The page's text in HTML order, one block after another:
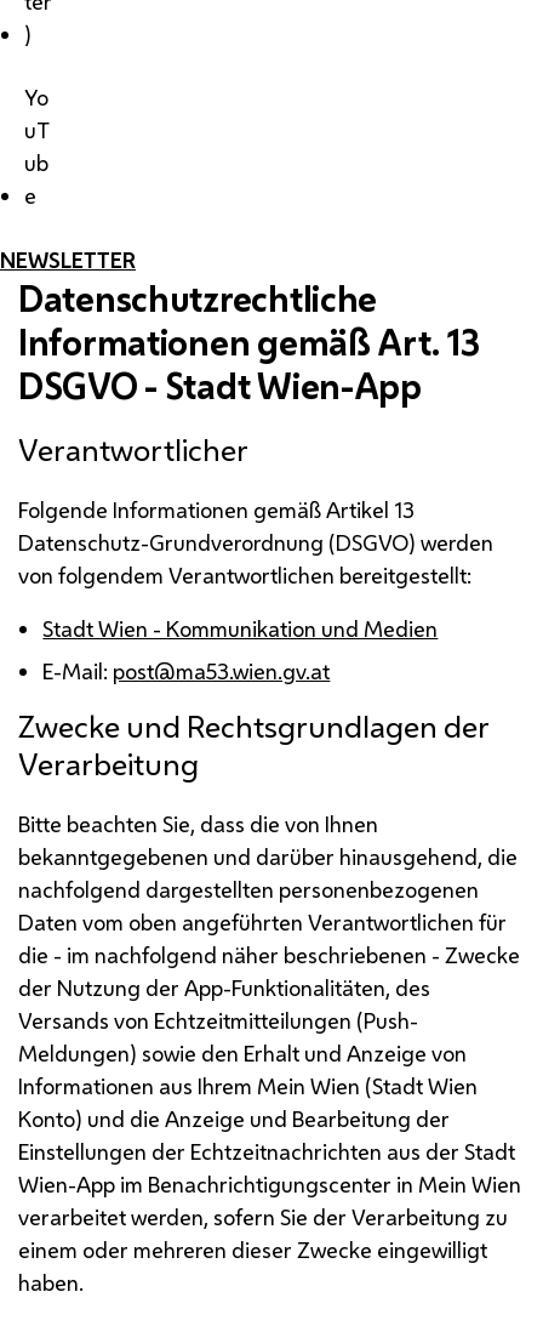
)
Yo
uT
ub
e
NEWSLETTER
Datenschutzrechtliche
Informationen gemäßArt.13
DSGVO- Stadt Wien-App
Verantwortlicher
Folgende Informationen gemäß Artikel 13
Datenschutz-Grundverordnung (DSGVO) werden
von folgendem Verantwortlichen bereitgestellt:
Stadt Wien - Kommunikation und Medien
E-Mail: post@ma53.wien.gv.at
Zwecke und Rechtsgrundlagen der
Verarbeitung
Bitte beachten Sie, dass die von Ihnen
bekanntgegebenen und darüber hinausgehend, die
nachfolgend dargestellten personenbezogenen
Daten vom oben angeführten Verantwortlichen für
die - im nachfolgend näher beschriebenen - Zwecke
der Nutzung der App-Funktionalitäten, des
Versands von Echtzeitmitteilungen (Push-
Meldungen) sowie den Erhalt und Anzeige von
Informationen aus Ihrem Mein Wien (Stadt Wien
Konto) und die Anzeige und Bearbeitung der
Einstellungen der Echtzeitnachrichten aus der Stadt
Wien-App im Benachrichtigungscenter in Mein Wien
verarbeitet werden, sofern Sie der Verarbeitung zu
einem oder mehreren dieser Zwecke eingewilligt
haben.